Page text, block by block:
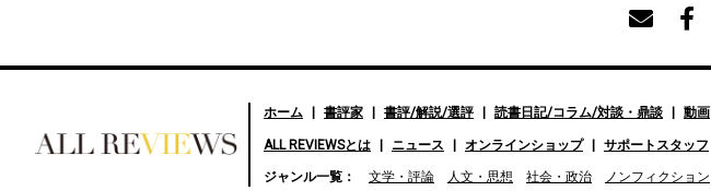
ホーム 書評家 書評/解説/選評 読書日記/コラム/対談・鼎談 動画
ALL REVIEWSとは ニュース オンラインショップ サポートスタッフ
ジャンル一覧： 文学・評論 人文・思想 社会・政治 ノンフィクション